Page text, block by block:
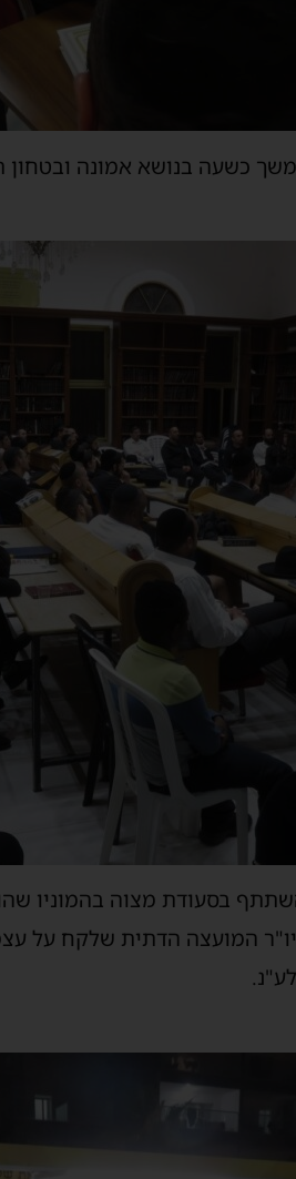
כשעה בנושא אמונה ובטחון
בסעודת מצוה בהמוניו
המועצה הדתית שלקח על
.